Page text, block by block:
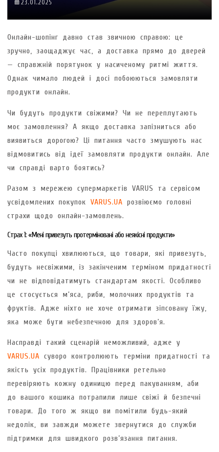
23.01.2025
Онлайн-шопінг давно став звичною справою: це
зручно, заощаджує час, а доставка прямо до дверей
— справжній порятунок у насиченому ритмі життя.
Однак чимало людей і досі побоюються замовляти
продукти онлайн.
Чи будуть продукти свіжими? Чи не переплутають
моє замовлення? А якщо доставка запізниться або
виявиться дорогою? Ці питання часто змушують нас
відмовитись від ідеї замовляти продукти онлайн. Але
чи справді варто боятись?
Разом з мережею супермаркетів VARUS та сервісом
усвідомлених покупок VARUS.UA розвіюємо головні
страхи щодо онлайн-замовлень.
Страх 1: «Мені привезуть протерміновані або неякісні продукти»
Часто покупці хвилюються, що товари, які привезуть,
будуть несвіжими, із закінченим терміном придатності
чи не відповідатимуть стандартам якості. Особливо
це стосується м’яса, риби, молочних продуктів та
фруктів. Адже ніхто не хоче отримати зіпсовану їжу,
яка може бути небезпечною для здоров’я.
Насправді такий сценарій неможливий, адже у
VARUS.UA суворо контролюють терміни придатності та
якість усіх продуктів. Працівники ретельно
перевіряють кожну одиницю перед пакуванням, аби
до вашого кошика потрапили лише свіжі й безпечні
товари. До того ж якщо ви помітили будь-який
недолік, ви завжди можете звернутися до служби
підтримки для швидкого розв’язання питання.